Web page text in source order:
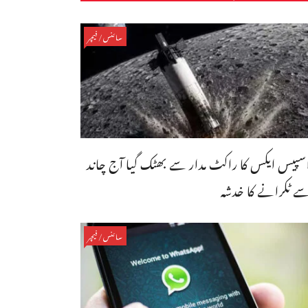
سائنس/فیچر
ایکس کا راکٹ مدار سے بھٹک گیا آج چاند
ٹکرانے کا خدشہ
سائنس/فیچر